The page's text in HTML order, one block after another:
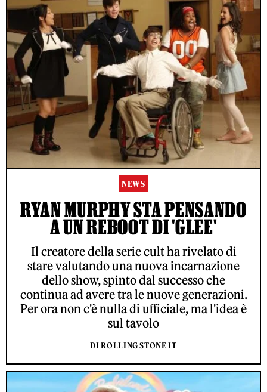
NEWS
RYAN MURPHY STA PENSANDO
A UN REBOOT DI 'GLEE'
Il creatore della serie cult ha rivelato di
stare valutando una nuova incarnazione
dello show, spinto dal successo che
continua ad avere tra le nuove generazioni.
Per ora non c'è nulla di ufficiale, ma l'idea è
sul tavolo
DI ROLLING STONE IT